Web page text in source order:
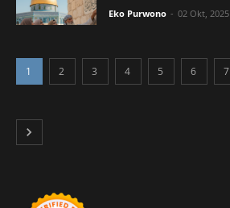
Eko Purwono 02 Okt, 2025
1 2 3 4 5 6 7